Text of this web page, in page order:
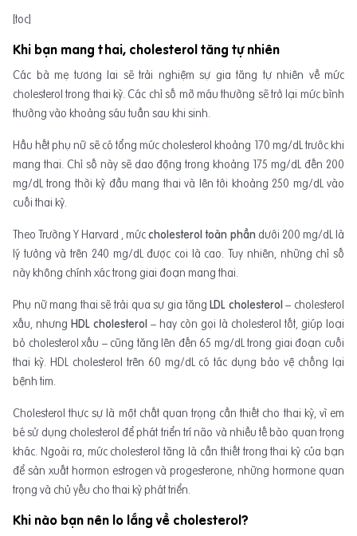
[toc]
Khi bạn mang thai, cholesterol tăng tự nhiên
Các bà mẹ tương lai sẽ trải nghiệm sự gia tăng tự nhiên về mức
cholesterol trong thai kỳ. Các chỉ số mỡ máu thường sẽ trở lại mức bình
thường vào khoảng sáu tuần sau khi sinh.
Hầu hết phụ nữ sẽ có tổng mức cholesterol khoảng 170 mg/dL trước khi
mang thai. Chỉ số này sẽ dao động trong khoảng 175 mg/dL đến 200
mg/dL trong thời kỳ đầu mang thai và lên tới khoảng 250 mg/dL vào
cuối thai kỳ.
Theo Trường Y Harvard , mứccholesterol toàn phần dưới 200 mg/dL là
lý tưởng và trên 240 mg/dL được coi là cao. Tuy nhiên, những chỉ số
này không chính xác trong giai đoạn mang thai.
Phụ nữ mang thai sẽ trải qua sự gia tăngLDL cholesterol– cholesterol
xấu, nhưng HDL cholesterol – hay còn gọi là cholesterol tốt, giúp loại
bỏ cholesterol xấu – cũng tăng lên đến 65 mg/dL trong giai đoạn cuối
thai kỳ. HDL cholesterol trên 60 mg/dL có tác dụng bảo vệ chống lại
bệnh tim.
Cholesterol thực sự là một chất quan trọng cần thiết cho thai kỳ, vì em
bé sử dụng cholesterol để phát triển trí não và nhiều tế bào quan trọng
khác. Ngoài ra, mức cholesterol tăng là cần thiết trong thai kỳ của bạn
để sản xuất hormon estrogen và progesterone, những hormone quan
trọng và chủ yếu cho thai kỳ phát triển.
Khi nào bạn nên lo lắng về cholesterol?